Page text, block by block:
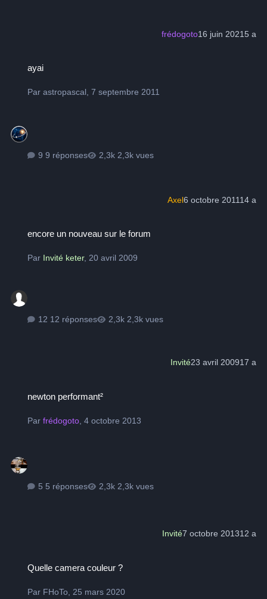
frédogoto16 juin 2021 5 a
ayai
Parastropascal ,7 septembre 2011
9 réponses 2,3k vues
Axel6 octobre 201114 a
encore un nouveau sur le forum
Par Invité keter, 20 avril 2009
12 réponses 2,3k vues
Invité23 avril 200917 a
newton performant²
Parfrédogoto ,4 octobre 2013
5 réponses 2,3k vues
Invité7 octobre 201312 a
Quelle camera couleur ?
Par FHoTo 25 mars 2020